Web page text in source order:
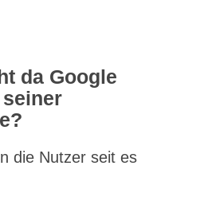
da Google
die Nutzer seit es